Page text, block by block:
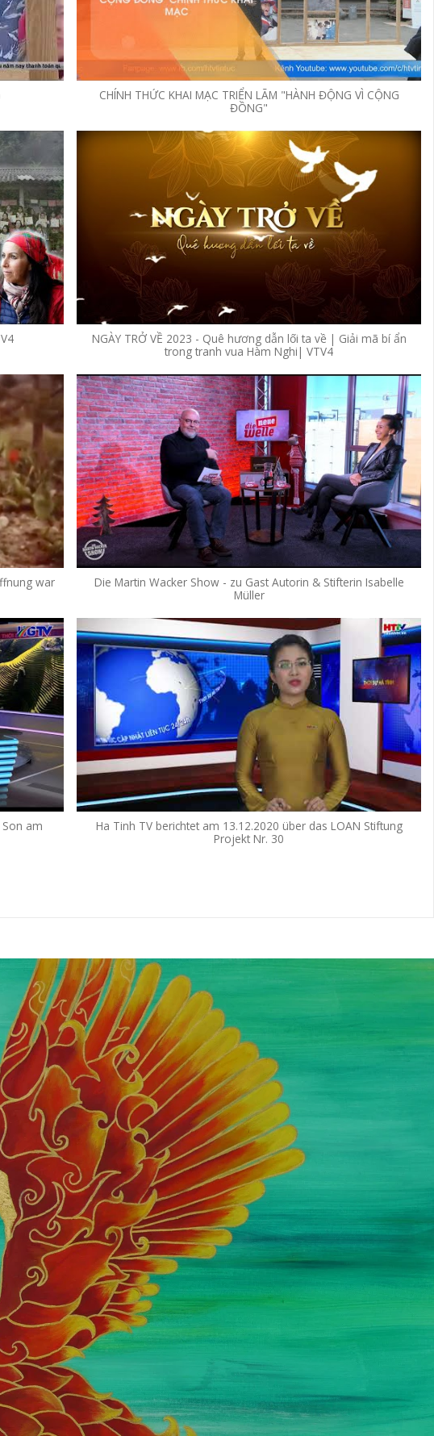
CHÍNH THỨC KHAI MẠC TRIỂN LÃM "HÀNH ĐỘNG VÌ CỘNG
ĐỒNG"
NGÀY TRỞ VỀ 2023 - Quê hương dẫn lối ta về | Giải mã bí ẩn
trong tranh vua Hàm Nghi| VTV4
war
Die Martin Wacker Show - zu Gast Autorin & Stifterin Isabelle
Müller
am
Ha Tinh TV berichtet am 13.12.2020 über das LOAN Stiftung
Projekt Nr. 30